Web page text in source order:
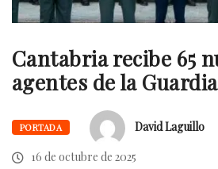
Cantabria recibe 65
agentes de la
PORTADA
David Laguillo
16 de octubre de 2025